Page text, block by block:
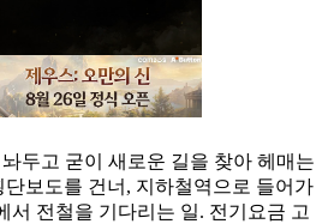
두고 굳이 새로운 길을 찾아 헤매는
단보도를 건너, 지하철역으로 들어가
서 전철을 기다리는 일. 전기요금 고